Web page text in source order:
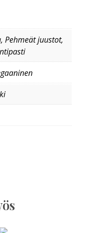
Pehmeät juustot,